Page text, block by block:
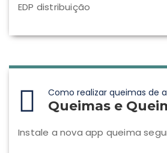
EDP distribuição
Como realizar queimas de
Queimas e
Instale a nova app queima